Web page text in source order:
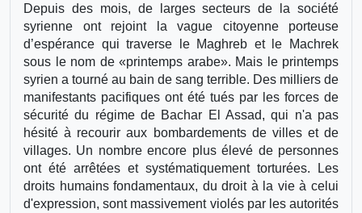
Depuis des mois, de larges secteurs de la société
syrienne ont rejoint la vague citoyenne porteuse
d’espérance qui traverse le Maghreb et le Machrek
sous le nom de «printemps arabe». Mais le printemps
syrien a tourné au bain de sang terrible. Des milliers de
manifestants pacifiques ont été tués par les forces de
sécurité du régime de Bachar El Assad, qui n'a pas
hésité à recourir aux bombardements de villes et de
villages. Un nombre encore plus élevé de personnes
ont été arrêtées et systématiquement torturées. Les
droits humains fondamentaux, du droit à la vie à celui
d'expression, sont massivement violés par les autorités